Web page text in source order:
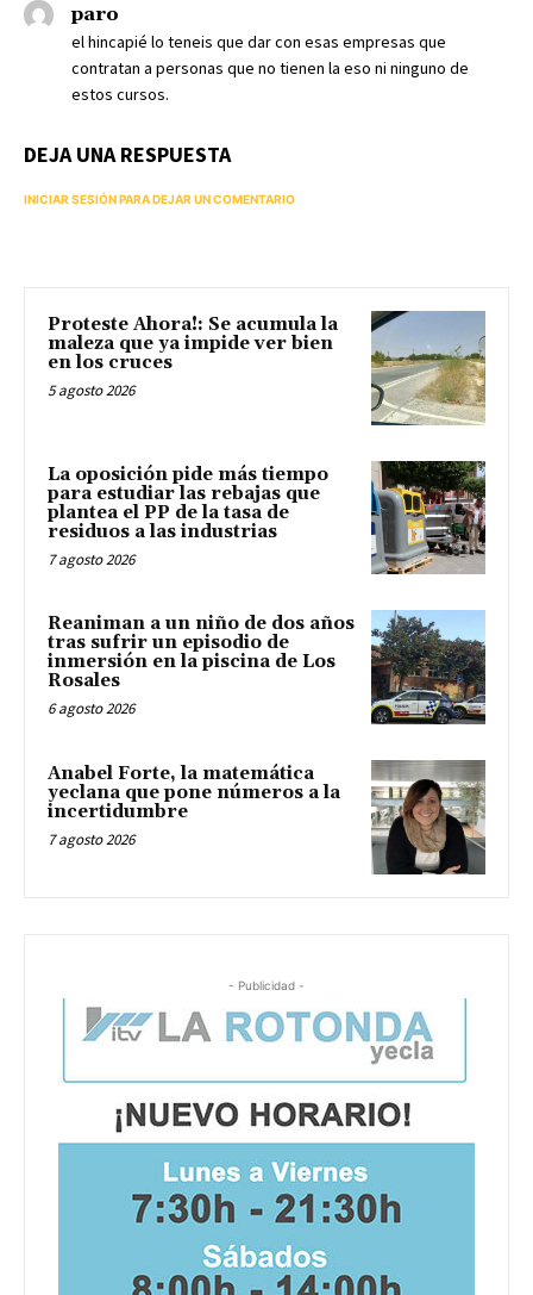
paro
el hincapié lo teneis que dar con esas empresas que
contratan a personas que no tienen la eso ni ninguno de
estos cursos.
DEJA UNA RESPUESTA
INICIAR SESIÓN PARA DEJAR UN COMENTARIO
Proteste Ahora!: Se acumula la
maleza que ya impide ver bien
en los cruces
5 agosto 2026
La oposición pide más tiempo
para estudiar las rebajas que
plantea el PP de la tasa de
residuos a las industrias
7 agosto 2026
Reaniman a un niño de dos años
tras sufrir un episodio de
inmersión en la piscina de Los
Rosales
6 agosto 2026
Anabel Forte, la matemática
yeclana que pone números a la
incertidumbre
7 agosto 2026
- Publicidad -